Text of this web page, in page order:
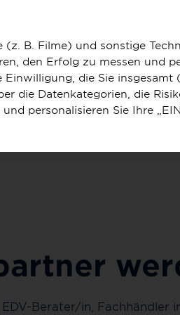
Berater/in,
B. Filme) und sonstige
den Erfolg zu messen und
die Sie insgesamt
die Datenkategorien, die
personalisieren Sie Ihre